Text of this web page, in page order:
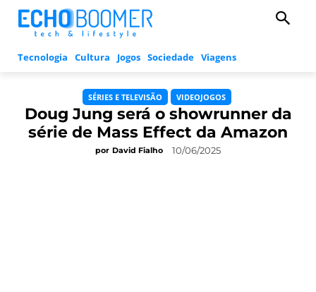
Tecnologia Cultura Jogos Sociedade Viagens
SÉRIES E TELEVISÃO VIDEOJOGOS
Doug Jung será o showrunner da
série de Mass Effect da Amazon
por David Fialho 10/06/2025